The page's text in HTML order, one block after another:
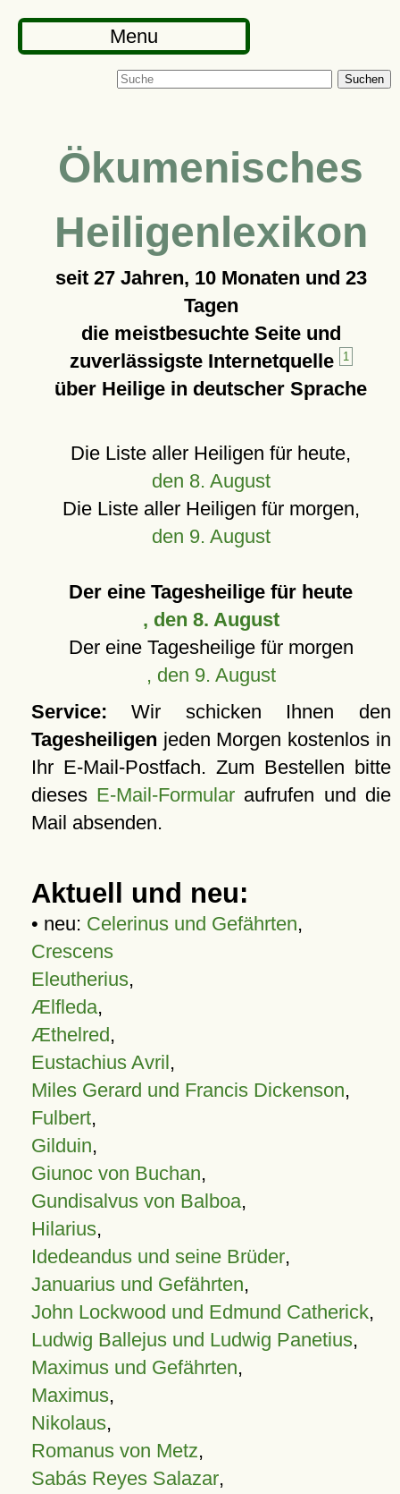
Menu
Suchen
Ökumenisches
Heiligenlexikon
seit 27 Jahren, 10 Monaten und 23
Tagen
die meistbesuchte Seite und
zuverlässigste Internetquelle
1
über Heilige in deutscher Sprache
Die Liste aller Heiligen für heute,
den 8. August
Die Liste aller Heiligen für morgen,
den 9. August
Der eine Tagesheilige für heute
, den 8. August
Der eine Tagesheilige für morgen
, den 9. August
Service: Wir schicken Ihnen den
Tagesheiligen jeden Morgen kostenlos in
Ihr E-Mail-Postfach. Zum Bestellen bitte
dieses E-Mail-Formular aufrufen und die
Mail absenden.
Aktuell und neu:
• neu: Celerinus und Gefährten,
Crescens
Eleutherius,
Ælfleda,
Æthelred,
Eustachius Avril,
Miles Gerard und Francis Dickenson,
Fulbert,
Gilduin,
Giunoc von Buchan,
Gundisalvus von Balboa,
Hilarius,
Idedeandus und seine Brüder,
Januarius und Gefährten,
John Lockwood und Edmund Catherick,
Ludwig Ballejus und Ludwig Panetius,
Maximus und Gefährten,
Maximus,
Nikolaus,
Romanus von Metz,
Sabás Reyes Salazar,